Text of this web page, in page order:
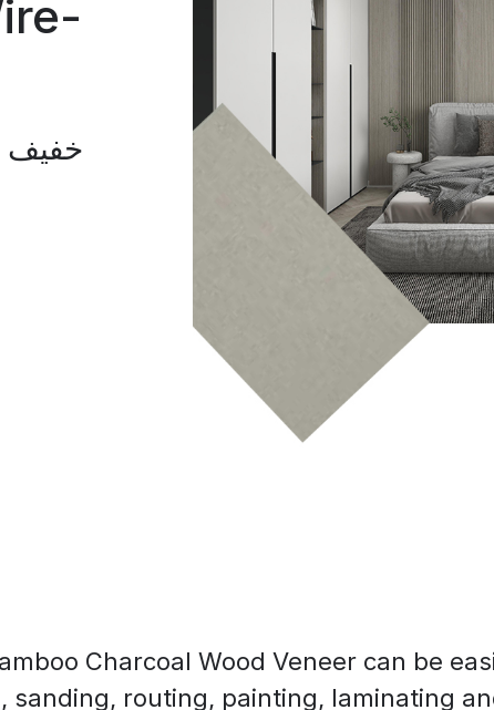
خفيف
Charcoal Wood Veneer can be
sanding, routing, painting, laminating